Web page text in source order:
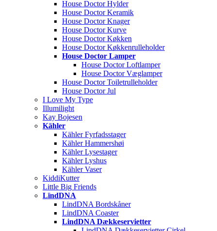
House Doctor Hylder
House Doctor Keramik
House Doctor Knager
House Doctor Kurve
House Doctor Køkken
House Doctor Køkkenrulleholder
House Doctor Lamper
House Doctor Loftlamper
House Doctor Væglamper
House Doctor Toiletrulleholder
House Doctor Jul
I Love My Type
Illumilight
Kay Bojesen
Kähler
Kähler Fyrfadsstager
Kähler Hammershøi
Kähler Lysestager
Kähler Lyshus
Kähler Vaser
KiddiKutter
Little Big Friends
LïndDNA
LindDNA Bordskåner
LindDNA Coaster
LindDNA Dækkeservietter